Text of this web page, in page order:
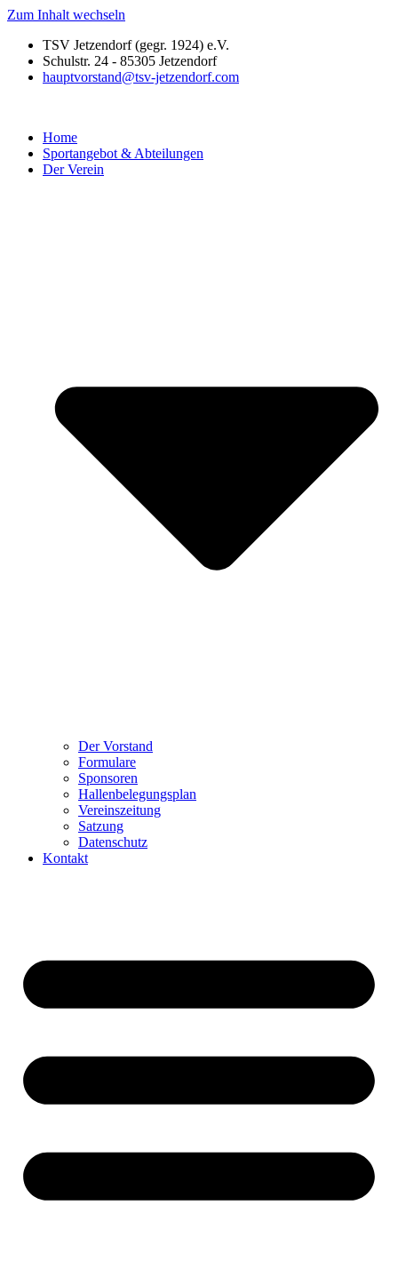
Zum Inhalt wechseln
TSV Jetzendorf (gegr. 1924) e.V.
Schulstr. 24 - 85305 Jetzendorf
hauptvorstand@tsv-jetzendorf.com
Home
Sportangebot & Abteilungen
Der Verein
Der Vorstand
Formulare
Sponsoren
Hallenbelegungsplan
Vereinszeitung
Satzung
Datenschutz
Kontakt